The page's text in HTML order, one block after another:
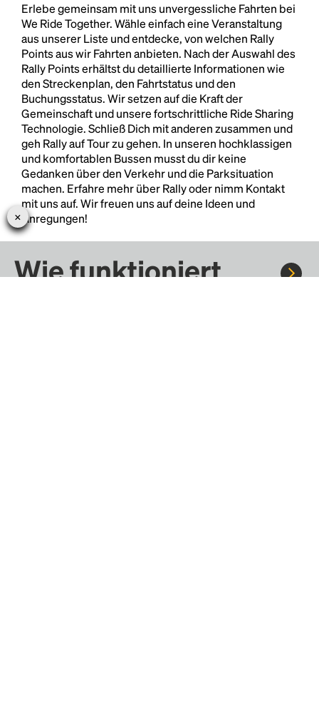
Erlebe gemeinsam mit uns unvergessliche Fahrten bei
We Ride Together. Wähle einfach eine Veranstaltung
aus unserer Liste und entdecke, von welchen Rally
Points aus wir Fahrten anbieten. Nach der Auswahl des
Rally Points erhältst du detaillierte Informationen wie
den Streckenplan, den Fahrtstatus und den
Buchungsstatus. Wir setzen auf die Kraft der
Gemeinschaft und unsere fortschrittliche Ride Sharing
Technologie. Schließ Dich mit anderen zusammen und
geh Rally auf Tour zu gehen. In unseren hochklassigen
und komfortablen Bussen musst du dir keine
Gedanken über den Verkehr und die Parksituation
machen. Erfahre mehr über Rally oder nimm Kontakt
mit uns auf. Wir freuen uns auf deine Ideen und
Anregungen!
Wie funktioniert